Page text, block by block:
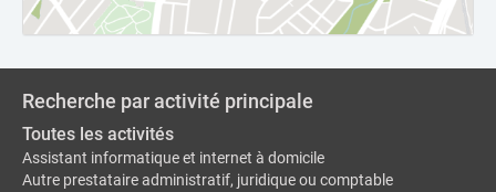
Recherche par activité principale
Toutes les activités
Assistant informatique et internet à domicile
Autre prestataire administratif, juridique ou comptable